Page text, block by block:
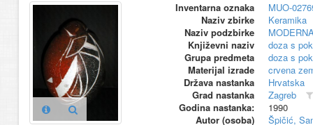
Inventarna oznaka
MUO-
Naziv zbirke
Keramika
Naziv podzbirke
Književni naziv
doza s
Grupa predmeta
doza s
Materijal izrade
crvena
Država nastanka
Hrvatska
Grad nastanka
Zagreb
Godina nastanka:
1990
Autor (osoba)
Špičić,